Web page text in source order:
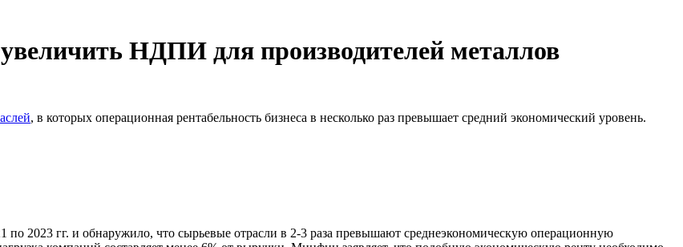
НДПИ для производителей металлов
, в которых операционная рентабельность бизнеса в несколько раз превышает средний экономический уровень.
по 2023 гг. и обнаружило, что сырьевые отрасли в 2-3 раза превышают среднеэкономическую операционную